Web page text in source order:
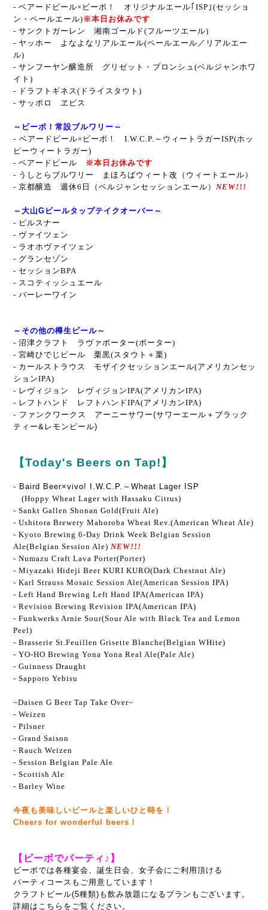
- ベアードビール×ビーボ！ オリジナルエール｢ISP｣(セッショ
ン・ペールエール) ※本日お休みです
- サンクトガーレン 湘南ゴールド(フルーツエール)
- ヤッホー よなよなリアルエール(ペールエール／リアルエー
ル)
- サンフーヤン醸造所 グリゼット・ブロンシュ (ベルジャンホワ
イト)
- ドラフトギネス(ドライスタウト)
- サッポロ ヱビス
～ビーボ！常設ブルワリー～
- ベアードビール×ビーボ！ I.W.C.P.～ウィートラガーISP(ホッ
ピーウィートラガー)
- ベアードビール
※本日お休みです
- うしとらブルワリー
まほろばウィート改（ウィートエール）
- 京都醸造 週休6日（ベルジャンセッションエール） NEW!!!
～大山Gビールタップテイクオーバー～
- ピルスナー
- ヴァイツェン
- ラオホヴァイツェン
- グランセゾン
- セッションBPA
- スコティッシュエール
- バーレーワイン
～その他の樽生ビール～
- 沼津クラフト ラヴァポーター(ポーター)
- 宮崎ひでじビール 栗黒(スタウト＋栗)
- カールストラウス モザイクセッションエール(アメリカンセッ
ションIPA)
- レヴィジョン レヴィジョンIPA(アメリカンIPA)
- レフトハンド レフトハンドIPA(アメリカンIPA)
- ファンクワークス アーニーサワー(サワーエール＋ブラック
ティー&レモンピール)
【Today's Beers on Tap!】
- Baird Beer×vivo! I.W.C.P.～Wheat Lager ISP
(Hoppy Wheat Lager with Hassaku Citrus)
- Sankt Gallen Shonan Gold(Fruit Ale)
- Ushitora Brewery Mahoroba Wheat Rev.(American Wheat Ale)
- Kyoto Brewing 6-Day Drink Week Belgian Session
Ale(Belgian Session Ale) NEW!!!
- Numazu Craft Lava Porter(Porter)
- Miyazaki Hideji Beer KURI KURO(Dark Chestnut Ale)
- Karl Strauss Mosaic Session Ale(American Session IPA)
- Left Hand Brewing Left Hand IPA(American IPA)
- Revision Brewing Revision IPA(American IPA)
- Funkwerks Arnie Sour(Sour Ale with Black Tea and Lemon
Peel)
- Brasserie St.Feuillen Grisette Blanche(Belgian WHite)
- YO-HO Brewing Yona Yona Real Ale(Pale Ale)
- Guinness Draught
- Sapporo Yebisu
~Daisen G Beer Tap Take Over~
- Weizen
- Pilsner
- Grand Saison
- Rauch Weizen
- Session Belgian Pale Ale
- Scottish Ale
- Barley Wine
今夜も美味しいビールと楽しいひと時を！
Cheers for wonderful beers！
【ビーボでパーティ♪】
ビーボでは各種宴会、誕生日会、女子会にご利用頂ける
パーティコースもご用意しています！
クラフトビール(5種類)も飲み放題になるプランもございます。
詳細はこちらをご覧ください。